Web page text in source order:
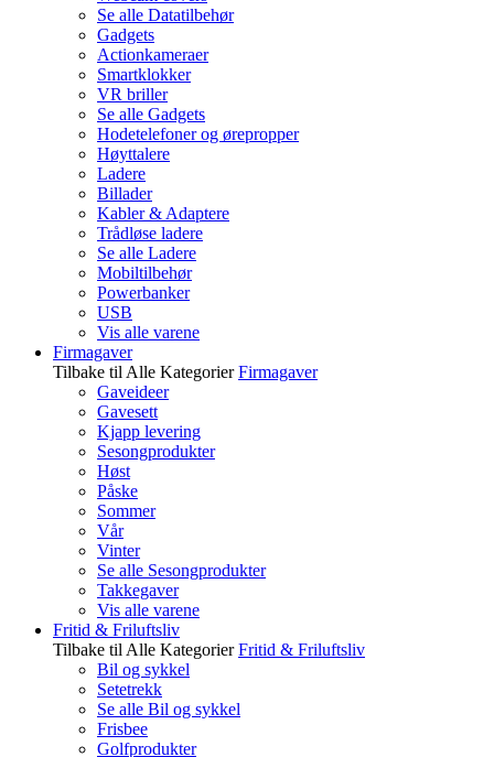
Se alle Datatilbehør
Gadgets
Actionkameraer
Smartklokker
VR briller
Se alle Gadgets
Hodetelefoner og ørepropper
Høyttalere
Ladere
Billader
Kabler & Adaptere
Trådløse ladere
Se alle Ladere
Mobiltilbehør
Powerbanker
USB
Vis alle varene
Firmagaver
Tilbake til Alle Kategorier Firmagaver
Gaveideer
Gavesett
Kjapp levering
Sesongprodukter
Høst
Påske
Sommer
Vår
Vinter
Se alle Sesongprodukter
Takkegaver
Vis alle varene
Fritid & Friluftsliv
Tilbake til Alle Kategorier Fritid & Friluftsliv
Bil og sykkel
Setetrekk
Se alle Bil og sykkel
Frisbee
Golfprodukter